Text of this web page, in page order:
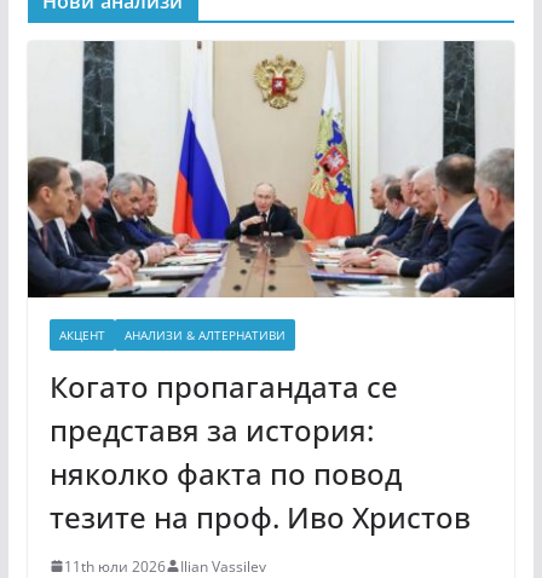
АКЦЕНТ АНАЛИЗИ & АЛТЕРНАТИВИ
Когато пропагандата се
представя за история:
няколко факта по повод
тезите на проф. Иво Христов
11th юли 2026 Ilian Vassilev